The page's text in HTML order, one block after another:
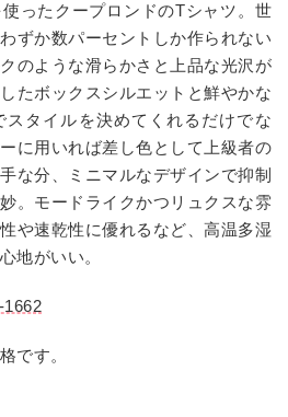
使ったクープロンドのTシャツ。世
ずか数パーセントしか作られない
のような滑らかさと上品な光沢が
たボックスシルエットと鮮やかな
スタイルを決めてくれるだけでな
に用いれば差し色として上級者の
な分、ミニマルなデザインで抑制
。モードライクかつリュクスな雰
や速乾性に優れるなど、高温多湿
地がいい。
1662
です。